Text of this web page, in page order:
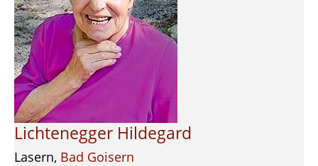
Lichtenegger Hildegard
Lasern, Bad Goisern